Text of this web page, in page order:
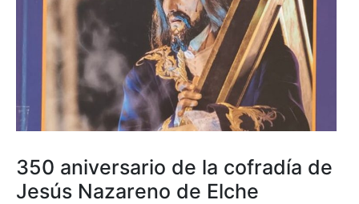
350 aniversario de la cofradía de
Jesús Nazareno de Elche